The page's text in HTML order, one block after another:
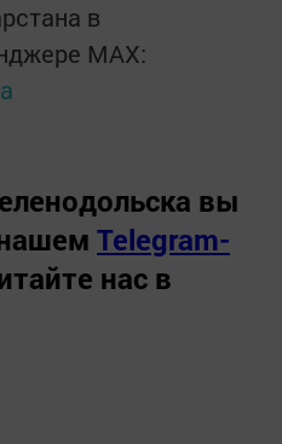
в
MАХ:
вы
Telegram-
нас в